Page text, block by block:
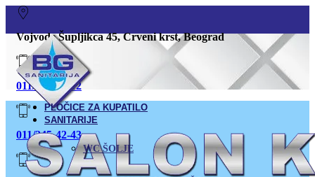
Vojvode Šupljikca 45, Crveni krst, Beograd
011/380-80-12
011/245-42-43
PLOČICE ZA KUPATILO
SANITARIJE
WC ŠOLJE